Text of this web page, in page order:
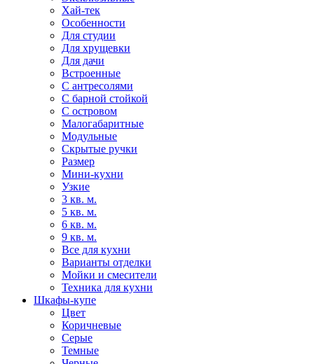
Хай-тек
Особенности
Для студии
Для хрущевки
Для дачи
Встроенные
С антресолями
С барной стойкой
С островом
Малогабаритные
Модульные
Скрытые ручки
Размер
Мини-кухни
Узкие
3 кв. м.
5 кв. м.
6 кв. м.
9 кв. м.
Все для кухни
Варианты отделки
Мойки и смесители
Техника для кухни
Шкафы-купе
Цвет
Коричневые
Серые
Темные